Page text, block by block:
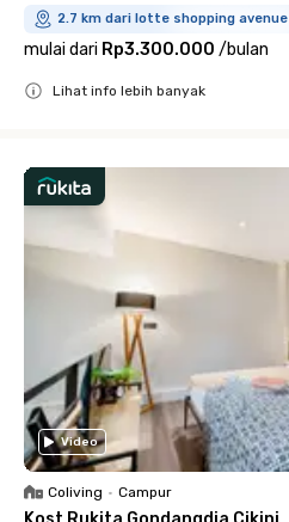
2.7 km dari lotte shopping avenue
mulai dari Rp3.300.000 /bulan
Lihat info lebih banyak
Video
Coliving • Campur